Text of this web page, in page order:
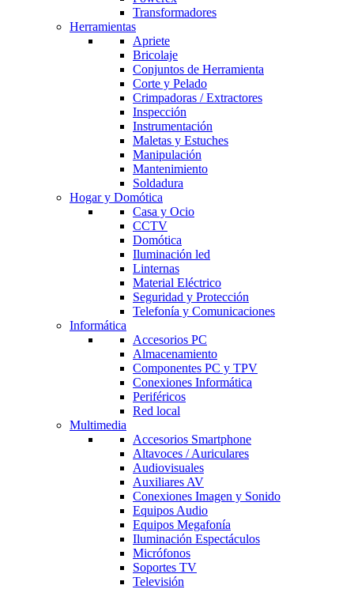
Transformadores
Herramientas
Apriete
Bricolaje
Conjuntos de Herramienta
Corte y Pelado
Crimpadoras / Extractores
Inspección
Instrumentación
Maletas y Estuches
Manipulación
Mantenimiento
Soldadura
Hogar y Domótica
Casa y Ocio
CCTV
Domótica
Iluminación led
Linternas
Material Eléctrico
Seguridad y Protección
Telefonía y Comunicaciones
Informática
Accesorios PC
Almacenamiento
Componentes PC y TPV
Conexiones Informática
Periféricos
Red local
Multimedia
Accesorios Smartphone
Altavoces / Auriculares
Audiovisuales
Auxiliares AV
Conexiones Imagen y Sonido
Equipos Audio
Equipos Megafonía
Iluminación Espectáculos
Micrófonos
Soportes TV
Televisión